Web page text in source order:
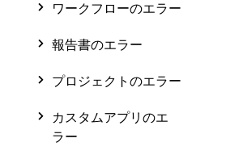
ワークフローのエラー
報告書のエラー
プロジェクトのエラー
カスタムアプリのエ
ラー